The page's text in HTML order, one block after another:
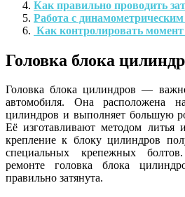
Как правильно проводить
Работа с
Как контролировать
Головка блока
Головка блока цилиндров —
автомобиля. Она расположена
цилиндров и выполняет большую
Её изготавливают методом литья
крепление к блоку цилиндров
специальных крепежных
ремонте головка блока
правильно затянута.